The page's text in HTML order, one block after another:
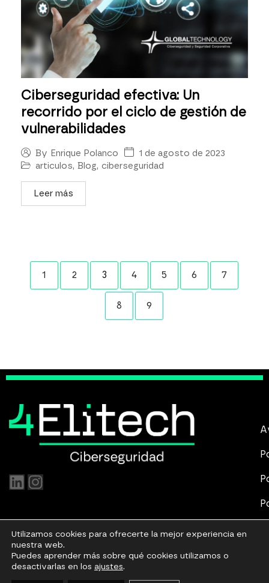
Ciberseguridad efectiva: Un
recorrido por el ciclo de gestión de
vulnerabilidades
By Enrique Polanco
1 de agosto de 2023
articulos, Blog, ciberseguridad
Leer más
1 2 3 4 5 6 7
8 9
Utilizamos cookies para ofrecerte la mejor experiencia en
nuestra web.
Puedes aprender más sobre qué cookies utilizamos o
desactivarlas en los ajustes.